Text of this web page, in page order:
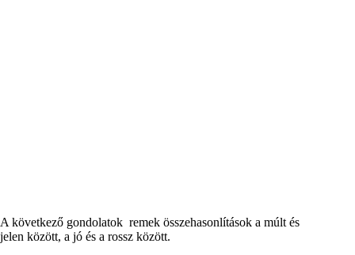
A következő gondolatok remek összehasonlítások a múlt és
jelen között, a jó és a rossz között.